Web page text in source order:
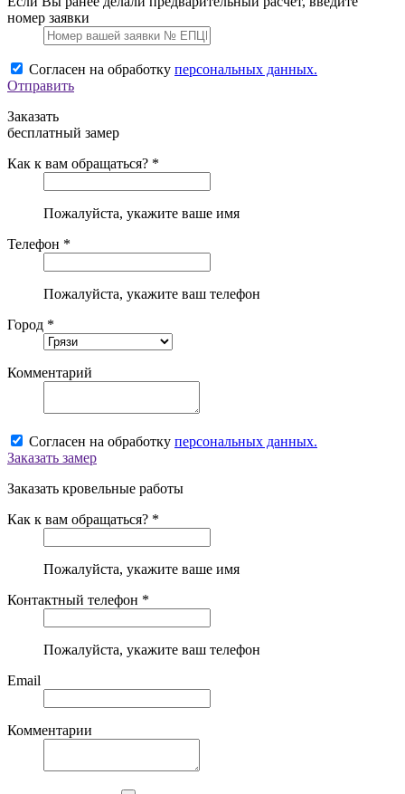
номер заявки
Согласен на обработку персональных данных.
Отправить
Заказать
бесплатный замер
Как к вам обращаться? *
Пожалуйста, укажите ваше имя
Телефон *
Пожалуйста, укажите ваш телефон
Город *
Комментарий
Согласен на обработку персональных данных.
Заказать замер
Заказать кровельные работы
Как к вам обращаться? *
Пожалуйста, укажите ваше имя
Контактный телефон *
Пожалуйста, укажите ваш телефон
Email
Комментарии